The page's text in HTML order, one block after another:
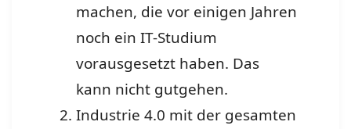
machen, die vor einigen Jahren
noch ein IT-Studium
vorausgesetzt haben. Das
kann nicht gutgehen.
Industrie 4.0 mit der gesamten